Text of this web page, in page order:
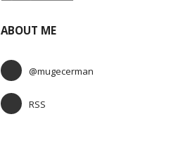
ABOUT ME
@mugecerman
RSS